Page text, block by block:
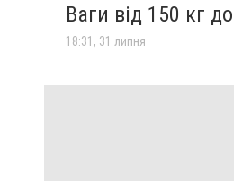
Ваги від 150 кг
18:31, 31 липня